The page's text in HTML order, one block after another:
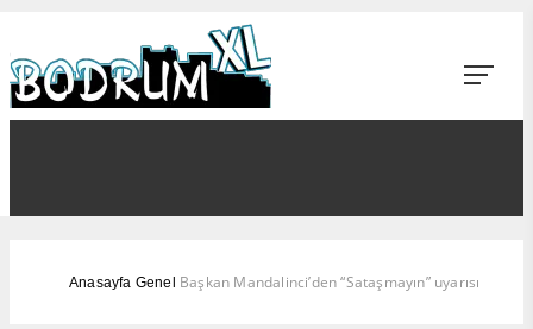
Anasayfa Genel Başkan Mandalinci’den “Sataşmayın” uyarısı